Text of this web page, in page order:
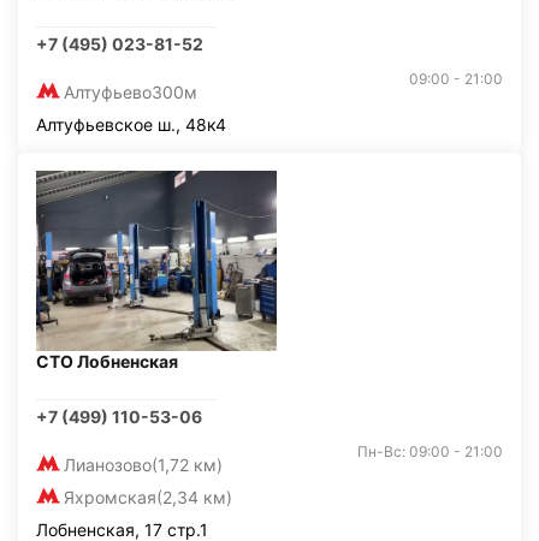
+7 (495) 023-81-52
Алтуфьево300м
09:00 - 21:00
Алтуфьевское ш., 48к4
СТО Лобненская
+7 (499) 110-53-06
Лианозово(1,72 км)
Яхромская(2,34 км)
Пн-Вс: 09:00 - 21:00
Лобненская, 17 стр.1